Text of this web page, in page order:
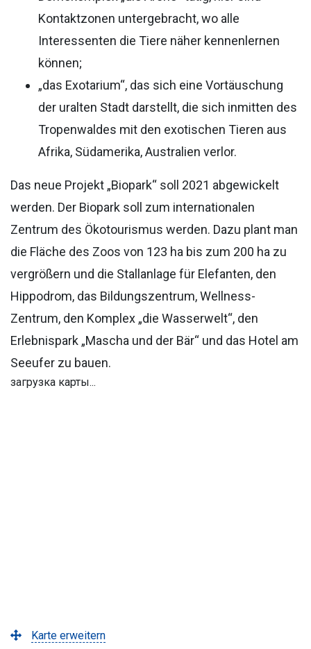
Kontaktzonen untergebracht, wo alle
Interessenten die Tiere näher kennenlernen
können;
„das Exotarium“, das sich eine Vortäuschung
der uralten Stadt darstellt, die sich inmitten des
Tropenwaldes mit den exotischen Tieren aus
Afrika, Südamerika, Australien verlor.
Das neue Projekt „Biopark“ soll 2021 abgewickelt
werden. Der Biopark soll zum internationalen
Zentrum des Ökotourismus werden. Dazu plant man
die Fläche des Zoos von 123 ha bis zum 200 ha zu
vergrößern und die Stallanlage für Elefanten, den
Hippodrom, das Bildungszentrum, Wellness-
Zentrum, den Komplex „die Wasserwelt“, den
Erlebnispark „Mascha und der Bär“ und das Hotel am
Seeufer zu bauen.
загрузка карты...
Karte erweitern